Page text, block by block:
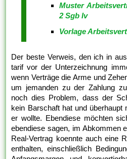
Muster
2 Sgb Iv
Vorlage
Der beste Verweis, den ich in
tarif vor der Unterzeichnung
wenn Verträge die Arme und
um jemanden zu der Zahlung
noch dies Problem, dass der
kein Barschaft hat und überhaupt
er wollte. Ebendiese möchten
ebendiese sagen, im Abkommen
Real-Vertrag koennte auch eine
enthalten, einschließlich